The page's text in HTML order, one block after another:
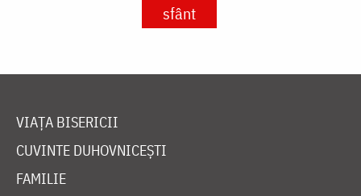
sfânt
VIAȚA BISERICII
CUVINTE DUHOVNICEȘTI
FAMILIE